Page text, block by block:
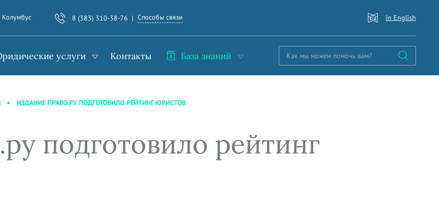
Колумбус 8 (383) 310-38-76 Способы связи in English
услуги Контакты База знаний
ИЗДАНИЕ ПРАВО.РУ ПОДГОТОВИЛО РЕЙТИНГ ЮРИСТОВ
подготовило рейтинг